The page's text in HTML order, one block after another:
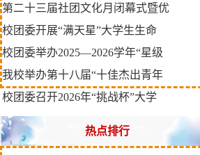
第二十三届社团文化月闭幕式暨优
校团委开展“满天星”大学生生命
校团委举办2025—2026学年“星级
我校举办第十八届“十佳杰出青年
校团委召开2026年“挑战杯”大学
热点排行